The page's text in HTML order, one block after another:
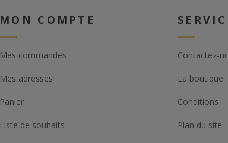
MON COMPTE
Mes commandes
Mes adresses
Panier
Liste de souhaits
Contactez-
La boutique
Conditions
Plan du site